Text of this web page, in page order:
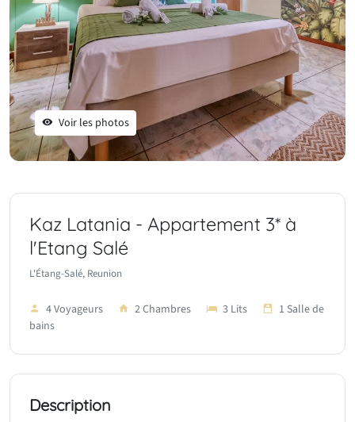
Voir les photos
Kaz Latania - Appartement 3* à
l'Etang Salé
L'Étang-Salé, Reunion
4 Voyageurs 2 Chambres 3 Lits
1 Salle de
bains
Description